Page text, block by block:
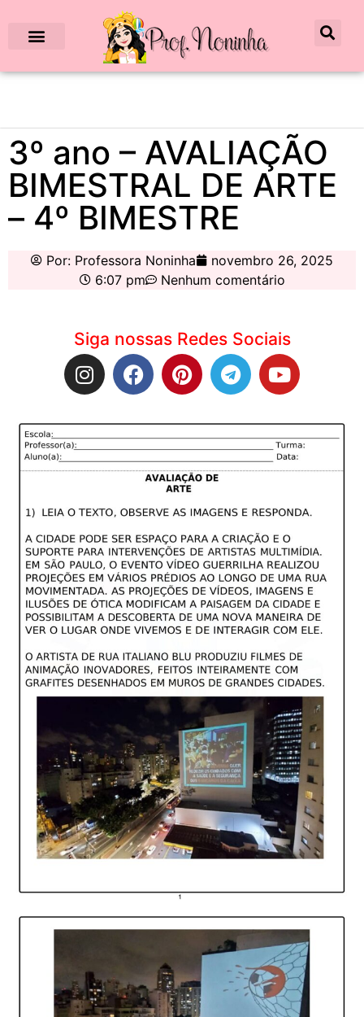
3º ano – AVALIAÇÃO
BIMESTRAL DE ARTE
– 4º BIMESTRE
Por: Professora Noninha
novembro 26, 2025
6:07 pm
Nenhum comentário
Siga nossas Redes Sociais